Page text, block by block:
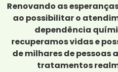
Renovando as
ao possibilitar o
dependência
recuperamos vidas e
de milhares de pessoas
tratamentos